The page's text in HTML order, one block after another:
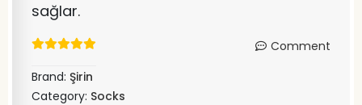
sağlar.
Comment
Brand: Şirin
Category: Socks